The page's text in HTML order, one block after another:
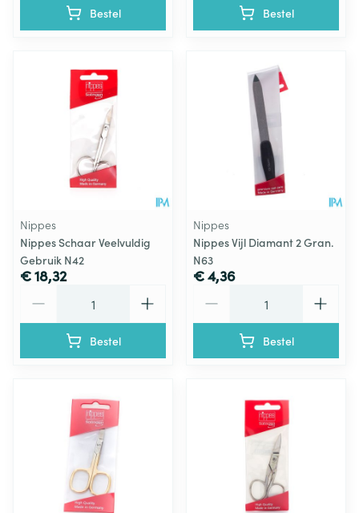
Bestel Bestel
Nippes
Nippes Schaar Veelvuldig
Gebruik N42
€ 18,32
Bestel
Nippes
Nippes Vijl Diamant 2 Gran.
N63
€ 4,36
Bestel